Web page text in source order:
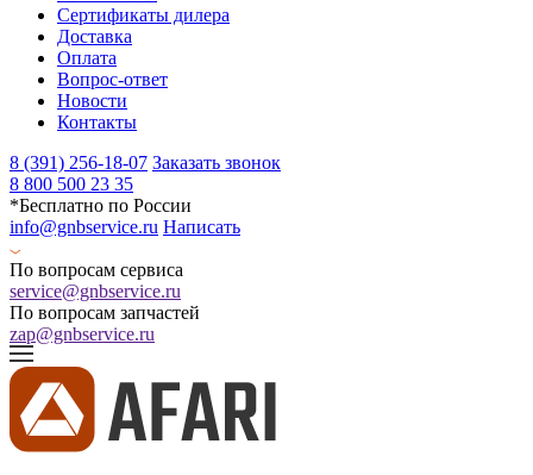
Сертификаты дилера
Доставка
Оплата
Вопрос-ответ
Новости
Контакты
8 (391) 256-18-07 Заказать звонок
8 800 500 23 35
*Бесплатно по России
info@gnbservice.ru Написать
По вопросам сервиса
service@gnbservice.ru
По вопросам запчастей
zap@gnbservice.ru